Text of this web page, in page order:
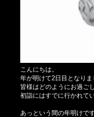
こんにちは。
年が明けて2日目となりま
皆様はどのようにお過ご
初詣にはすでに行かれて
あっという間の年明けです